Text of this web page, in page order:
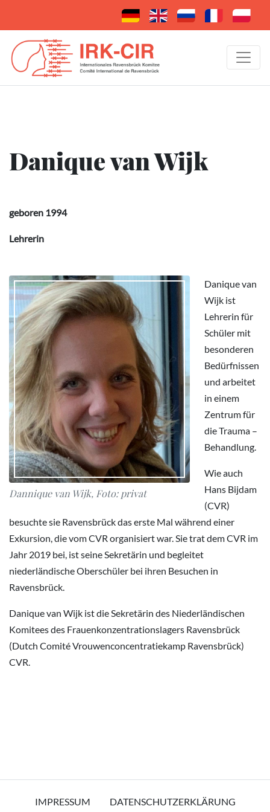
Danique van Wijk
geboren 1994
Lehrerin
Dannique van Wijk, Foto: privat
Danique van
Wijk ist
Lehrerin für
Schüler mit
besonderen
Bedürfnissen
und arbeitet
in einem
Zentrum für
die Trauma –
Behandlung.
Wie auch
Hans Bijdam
(CVR)
besuchte sie Ravensbrück das erste Mal während einer
Exkursion, die vom CVR organisiert war. Sie trat dem CVR im
Jahr 2019 bei, ist seine Sekretärin und begleitet
niederländische Oberschüler bei ihren Besuchen in
Ravensbrück.
Danique van Wijk ist die Sekretärin des Niederländischen
Komitees des Frauenkonzentrationslagers Ravensbrück
(Dutch Comité Vrouwenconcentratiekamp Ravensbrück)
CVR.
IMPRESSUM DATENSCHUTZERKLÄRUNG